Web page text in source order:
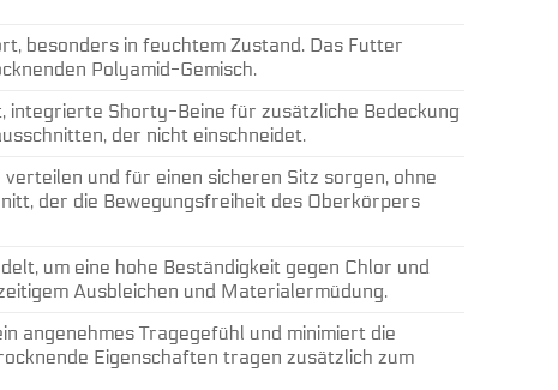
besonders in feuchtem Zustand. Das Futter
Polyamid-Gemisch.
Shorty-Beine für zusätzliche Bedeckung
der nicht einschneidet.
und für einen sicheren Sitz sorgen, ohne
der die Bewegungsfreiheit des Oberkörpers
um eine hohe Beständigkeit gegen Chlor und
Ausbleichen und Materialermüdung.
angenehmes Tragegefühl und minimiert die
Eigenschaften tragen zusätzlich zum